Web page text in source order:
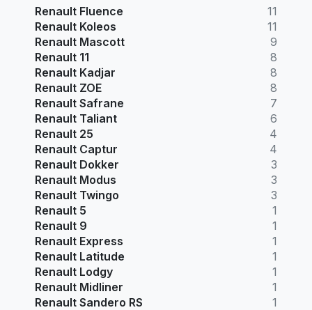
Renault Fluence
11
Renault Koleos
11
Renault Mascott
9
Renault 11
8
Renault Kadjar
8
Renault ZOE
8
Renault Safrane
7
Renault Taliant
6
Renault 25
4
Renault Captur
4
Renault Dokker
3
Renault Modus
3
Renault Twingo
3
Renault 5
1
Renault 9
1
Renault Express
1
Renault Latitude
1
Renault Lodgy
1
Renault Midliner
1
Renault Sandero RS
1